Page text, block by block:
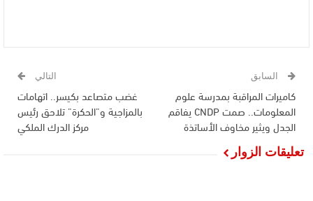
السابق
كاميرات المراقبة بمدرسة علوم
المعلومات.. صمت CNDP يفاقم
الجدل ويثير مخاوف الأساتذة
التالي
غضب متصاعد بكيسر.. اتهامات
بالمزاجية و”الحكرة” تلاحق رئيس
مركز الدرك الملكي
تعليقات الزوار